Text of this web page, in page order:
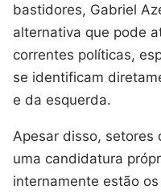
bastidores, Gabriel
alternativa que pode
correntes políticas,
se identificam
e da esquerda.
Apesar disso, setores
uma candidatura
internamente estão